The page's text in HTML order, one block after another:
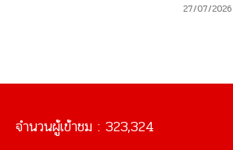
27/07/2026
จำนวนผู้เข้าชม : 323,324